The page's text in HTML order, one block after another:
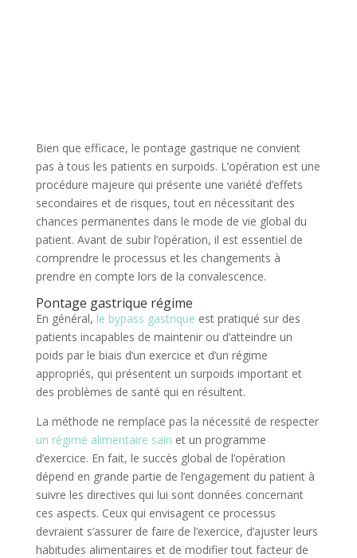
Bien que efficace, le pontage gastrique ne convient
pas à tous les patients en surpoids. L’opération est une
procédure majeure qui présente une variété d’effets
secondaires et de risques, tout en nécessitant des
chances permanentes dans le mode de vie global du
patient. Avant de subir l’opération, il est essentiel de
comprendre le processus et les changements à
prendre en compte lors de la convalescence.
Pontage gastrique régime
En général, le bypass gastrique est pratiqué sur des
patients incapables de maintenir ou d’atteindre un
poids par le biais d’un exercice et d’un régime
appropriés, qui présentent un surpoids important et
des problèmes de santé qui en résultent.
La méthode ne remplace pas la nécessité de respecter
un régime alimentaire sain et un programme
d’exercice. En fait, le succès global de l’opération
dépend en grande partie de l’engagement du patient à
suivre les directives qui lui sont données concernant
ces aspects. Ceux qui envisagent ce processus
devraient s’assurer de faire de l’exercice, d’ajuster leurs
habitudes alimentaires et de modifier tout facteur de